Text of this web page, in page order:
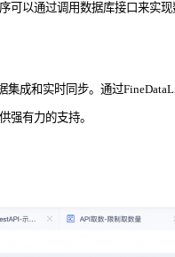
可以通过调用数据库接口来实
成和实时同步。通过
强有力的支持。